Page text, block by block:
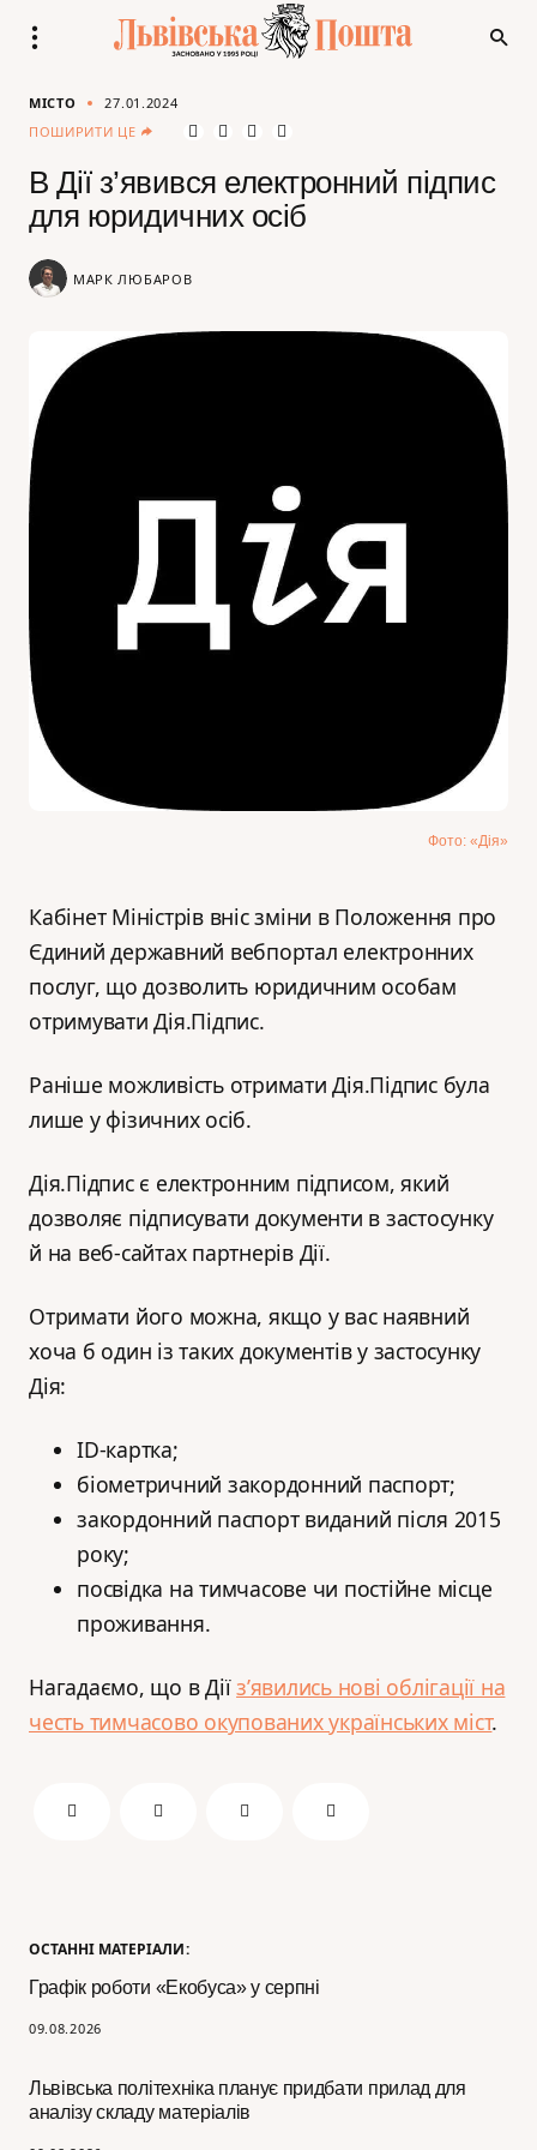
ОСТАННІ МАТЕРІАЛИ:
Графік роботи «Екобуса» у серпні
09.08.2026
Львівська політехніка планує придбати прилад для
аналізу складу матеріалів
МІСТО
27.01.2024
ПОШИРИТИ ЦЕ
В Дії з’явився електронний підпис
для юридичних осіб
МАРК ЛЮБАРОВ
Фото: «Дія»
Кабінет Міністрів вніс зміни в Положення про
Єдиний державний вебпортал електронних
послуг, що дозволить юридичним особам
отримувати Дія.Підпис.
Раніше можливість отримати Дія.Підпис була
лише у фізичних осіб.
Дія.Підпис є електронним підписом, який
дозволяє підписувати документи в застосунку
й на веб-сайтах партнерів Дії.
Отримати його можна, якщо у вас наявний
хоча б один із таких документів у застосунку
Дія:
ID-картка;
біометричний закордонний паспорт;
закордонний паспорт виданий після 2015
року;
посвідка на тимчасове чи постійне місце
проживання.
Нагадаємо, що в Діїз’явились нові облігації на
честь тимчасово окупованих українських міст.